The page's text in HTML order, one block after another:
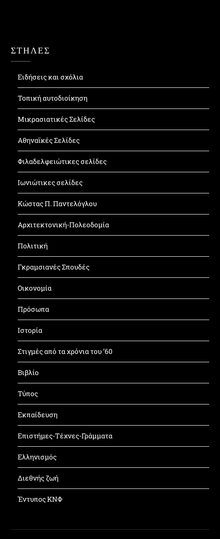
ΣΤΗΛΕΣ
Ειδήσεις και σχόλια
Τοπική αυτοδιοίκηση
Μικρασιατικές Σελίδες
Αθηναϊκές Σελίδες
Φιλαδελφειώτικες σελίδες
Ιωνιώτικες σελίδες
Κώστας Π. Παντελόγλου
Αρχιτεκτονική-Πολεοδομία
Πολιτική
Γκραμσιανές Σπουδές
Οικονομία
Πρόσωπα
Ιστορία
Στιγμές από τα χρόνια του ’60
Βιβλίο
Τύπος
Εκπαίδευση
Επιστήμες-Τέχνες-Γράμματα
Ελληνισμός
Διεθνής ζωή
Έντυπος ΚΝΦ